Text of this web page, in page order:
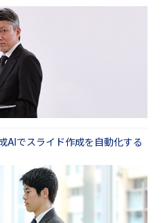
AIでスライド作成を自動化する